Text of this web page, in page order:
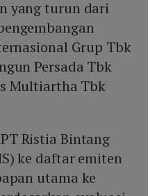
yang turun dari
Grup Tbk
Persada Tbk
Multiartha Tbk
Ristia Bintang
ke daftar emiten
utama ke